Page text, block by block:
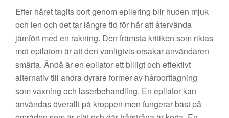
Efter håret tagits bort genom epilering blir huden mjuk
och len och det tar längre tid för hår att återvända
jämfört med en rakning. Den främsta kritiken som riktas
mot epilatorn är att den vanligtvis orsakar användaren
smärta. Ändå är en epilator ett billigt och effektivt
alternativ till andra dyrare former av hårborttagning
som vaxning och laserbehandling. En epilator kan
användas överallt på kroppen men fungerar bäst på